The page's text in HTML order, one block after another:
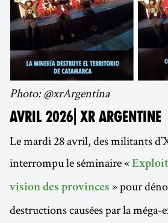
Photo: @xrArgentina
AVRIL 2026| XR ARGENTINE
Le mardi 28 avril, des militants
interrompu le séminaire «
vision des provinces » pour
destructions causées par la